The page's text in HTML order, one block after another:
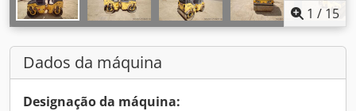
1 / 15
Dados da máquina
Designação da máquina: